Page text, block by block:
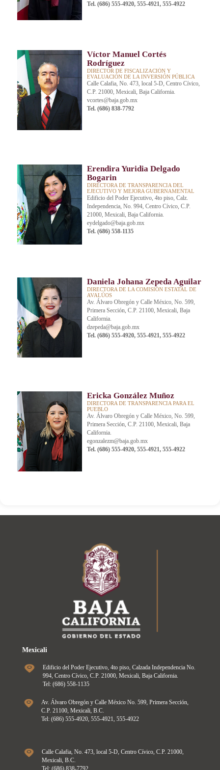
Tel. (686) 555-4920, 555-4921, 555-4922
Víctor Manuel Cortés
Rodríguez
DIRECTOR DE FISCALIZACIÓN Y
EVALUACIÓN DE LA INVERSIÓN PÚBLICA
Calle Calafia, No. 473, local 5-D, Centro Cívico,
C.P. 21000, Mexicali, Baja California.
vcortes@baja.gob.mx
Tel. (686) 838-7792
Erendira Yuridia Delgado
Bogarin
DIRECTORA DE TRANSPARENCIA DEL
EJECUTIVO Y MEJORA GUBERNAMENTAL
Edificio del Poder Ejecutivo, 4to piso, Calz.
Independencia, No. 994, Centro Cívico, C.P.
21000, Mexicali, Baja California.
eydelgado@baja.gob.mx
Tel. (686) 558-1135
Daniela Johana Zepeda Aguilar
DIRECTORA DE LA COMISIÓN ESTATAL DE
AVALÚOS
Av. Álvaro Obregón y Calle México, No. 599,
Primera Sección, C.P. 21100, Mexicali, Baja
California.
dzepeda@baja.gob.mx
Tel. (686) 555-4920, 555-4921, 555-4922
Ericka González Muñoz
DIRECTORA DE TRANSPARENCIA PARA EL
PUEBLO
Av. Álvaro Obregón y Calle México, No. 599,
Primera Sección, C.P. 21100, Mexicali, Baja
California.
egonzalezm@baja.gob.mx
Tel. (686) 555-4920, 555-4921, 555-4922
Mexicali
Edificio del Poder Ejecutivo, 4to piso, Calzada Independencia No.
994, Centro Cívico, C.P. 21000, Mexicali, Baja California.
Tel: (686) 558-1135
Av. Álvaro Obregón y Calle México No. 599, Primera Sección,
C.P. 21100, Mexicali, B.C.
Tel: (686) 555-4920, 555-4921, 555-4922
Calle Calafia, No. 473, local 5-D, Centro Cívico, C.P. 21000,
Mexicali, B.C.